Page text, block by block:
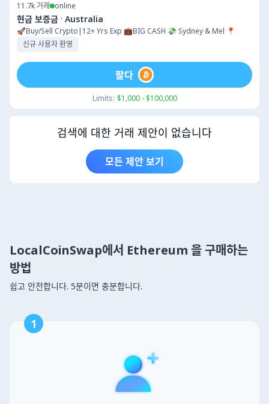
11.7k 거래 online
현금 보증금 · Australia
🚀Buy/Sell Crypto|12+ Yrs Exp 💼BIG CASH 💸 Sydney & Mel 📍
신규 사용자 환영
Limits: $1,000 - $100,000
팔다
검색에 대한 거래 제안이 없습니다
모든 제안 보기
LocalCoinSwap에서 Ethereum 을 구매하는
방법
쉽고 안전합니다. 5분이면 충분합니다.
1